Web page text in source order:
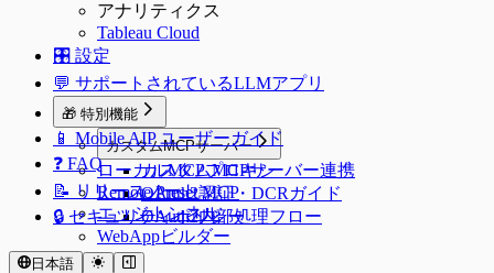
アナリティクス
Tableau Cloud
🎛️ 設定
💬 サポートされているLLMアプリ
🎁 特別機能
カスタムMCPサーバー
カスタムMCPサーバー連携
OAuth2認証・DCRガイド
OAuth2内部処理フロー
ローカルMCPプロキシ
Remote Preset MCP
エッジトンネル
WebAppビルダー
📱 Mobile AIP ユーザーガイド
❓ FAQ
📝 リリースノート
🔒 セキュリティポリシー
日本語